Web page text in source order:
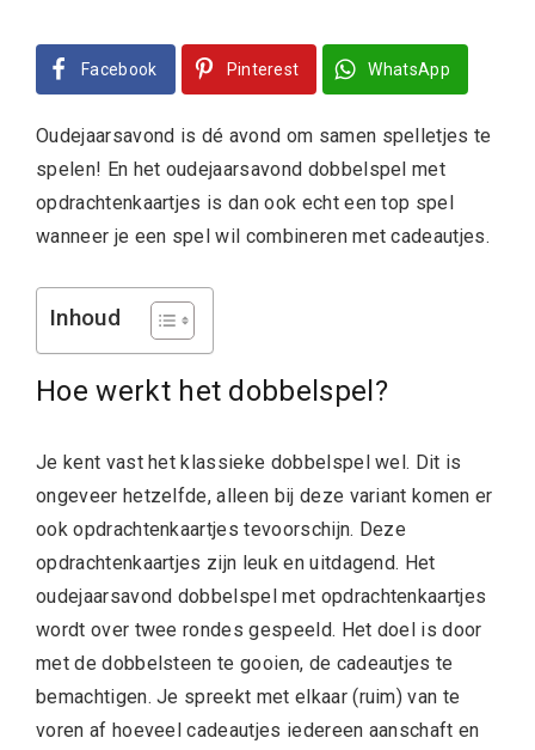
Facebook Pinterest WhatsApp
Oudejaarsavond is dé avond om samen spelletjes te
spelen! En het oudejaarsavond dobbelspel met
opdrachtenkaartjes is dan ook echt een top spel
wanneer je een spel wil combineren met cadeautjes.
Inhoud
Hoe werkt het dobbelspel?
Je kent vast het klassieke dobbelspel wel. Dit is
ongeveer hetzelfde, alleen bij deze variant komen er
ook opdrachtenkaartjes tevoorschijn. Deze
opdrachtenkaartjes zijn leuk en uitdagend. Het
oudejaarsavond dobbelspel met opdrachtenkaartjes
wordt over twee rondes gespeeld. Het doel is door
met de dobbelsteen te gooien, de cadeautjes te
bemachtigen. Je spreekt met elkaar (ruim) van te
voren af hoeveel cadeautjes iedereen aanschaft en